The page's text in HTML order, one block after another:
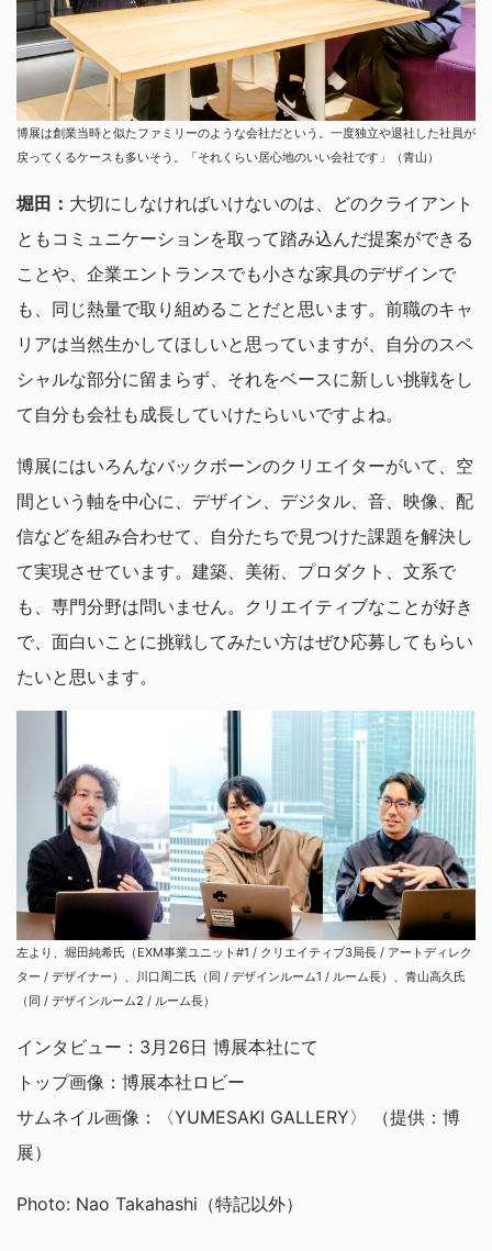
博展は創業当時と似たファミリーのような会社だという。一度独立や退社した社員が
戻ってくるケースも多いそう。「それくらい居心地のいい会社です」（青山）
堀田： 大切にしなければいけないのは、どのクライアント
ともコミュニケーションを取って踏み込んだ提案ができる
ことや、企業エントランスでも小さな家具のデザインで
も、同じ熱量で取り組めることだと思います。前職のキャ
リアは当然生かしてほしいと思っていますが、自分のスペ
シャルな部分に留まらず、それをベースに新しい挑戦をし
て自分も会社も成長していけたらいいですよね。
博展にはいろんなバックボーンのクリエイターがいて、空
間という軸を中心に、デザイン、デジタル、音、映像、配
信などを組み合わせて、自分たちで見つけた課題を解決し
て実現させています。建築、美術、プロダクト、文系で
も、専門分野は問いません。クリエイティブなことが好き
で、面白いことに挑戦してみたい方はぜひ応募してもらい
たいと思います。
左より、堀田純希氏（EXM事業ユニット#1 / クリエイティブ3局長 / アートディレク
ター / デザイナー）、川口周二氏（同 / デザインルーム1 / ルーム長）、青山高久氏
（同 / デザインルーム2 / ルーム長）
インタビュー：3月26日 博展本社にて
トップ画像：博展本社ロビー
サムネイル画像：〈YUMESAKI GALLERY〉 （提供：博
展）
Photo: Nao Takahashi（特記以外）